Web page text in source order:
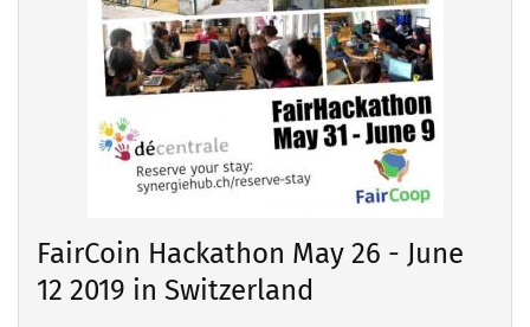
FairCoin Hackathon May 26 - June
12 2019 in Switzerland